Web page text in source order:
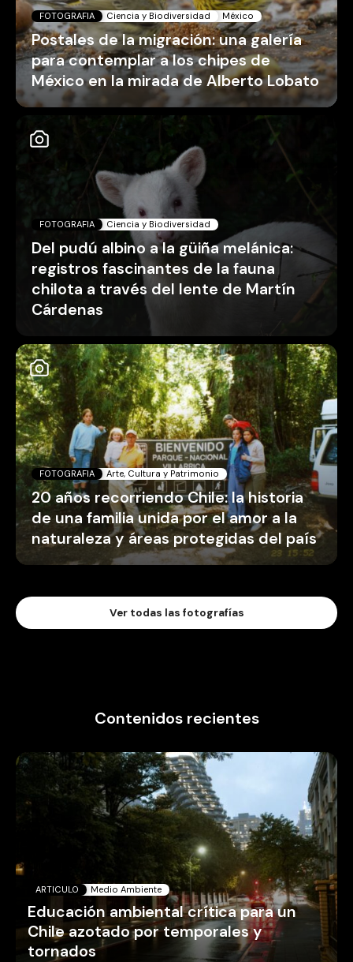
FOTOGRAFIA Ciencia y Biodiversidad México
Postales de la migración: una galería
para contemplar a los chipes de
México en la mirada de Alberto Lobato
FOTOGRAFIA Ciencia y Biodiversidad
Del pudú albino a la güiña melánica:
registros fascinantes de la fauna
chilota a través del lente de Martín
Cárdenas
FOTOGRAFIA Arte, Cultura y Patrimonio
20 años recorriendo Chile: la historia
de una familia unida por el amor a la
naturaleza y áreas protegidas del país
Ver todas las fotografías
Contenidos recientes
ARTICULO Medio Ambiente
Educación ambiental crítica para un
Chile azotado por temporales y
tornados